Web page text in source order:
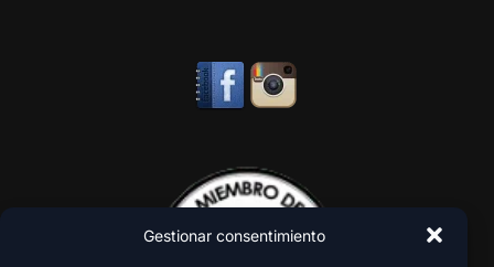
Gestionar consentimiento